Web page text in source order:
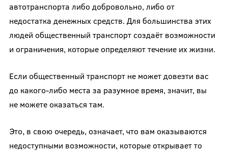
автотранспорта либо добровольно, либо от
недостатка денежных средств. Для большинства этих
людей общественный транспорт создаёт возможности
и ограничения, которые определяют течение их жизни.
Если общественный транспорт не может довезти вас
до какого-либо места за разумное время, значит, вы
не можете оказаться там.
Это, в свою очередь, означает, что вам оказываются
недоступными возможности, которые открывает то